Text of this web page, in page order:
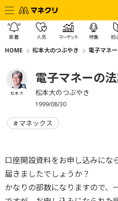
新着 人気 マーケット 特集 初
HOME 松本大のつぶやき 電子マネ
松本 大
電子マネーの
松本大のつぶやき
1999/08/30
マネックス
口座開設資料をお申し込みにな
届きましたでしょうか？
かなりの部数になりますので、